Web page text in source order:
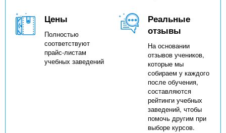
Цены
Полностью
соответствуют
прайс-листам
учебных заведений
Реальные
отзывы
На основании
отзывов учеников,
которые мы
собираем у каждого
после обучения,
составляются
рейтинги учебных
заведений, чтобы
помочь другим при
выборе курсов.